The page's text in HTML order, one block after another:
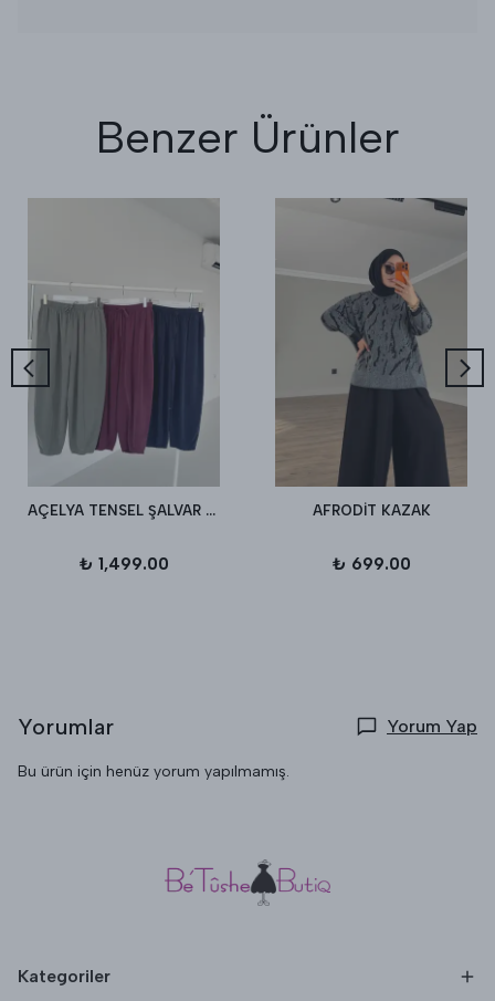
Benzer Ürünler
AÇELYA TENSEL ŞALVAR PANTALON
₺ 1,499.00
AFRODİT KAZAK
₺ 699.00
Yorumlar Yorum Yap
Bu ürün için henüz yorum yapılmamış.
Kategoriler